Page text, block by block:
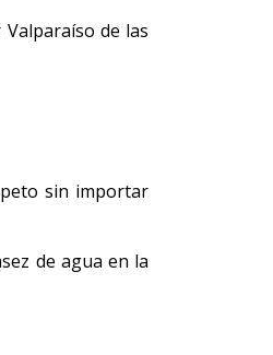
de las
sin importar
de agua en la